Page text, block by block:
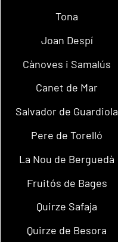
Tona
Joan Despí
Cànoves i Samalús
Canet de Mar
Salvador de Guardiola
Pere de Torelló
La Nou de Berguedà
Fruitós de Bages
Quirze Safaja
Quirze de Besora